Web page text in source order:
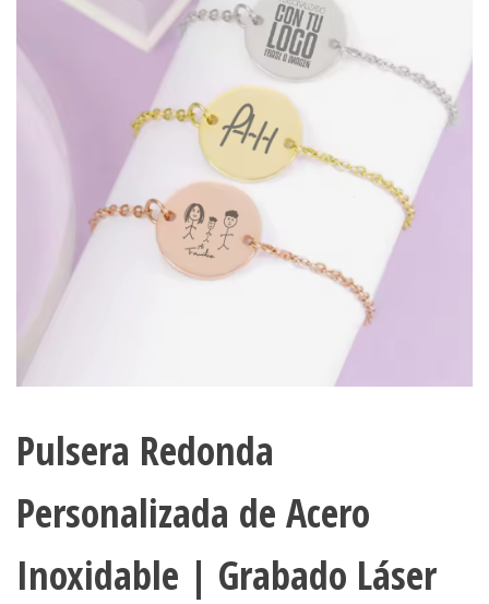
Pulsera Redonda
Personalizada de Acero
Inoxidable | Grabado Láser